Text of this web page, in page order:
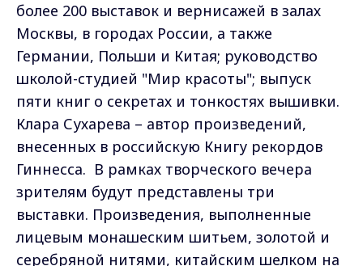
более 200 выставок и вернисажей в залах
Москвы, в городах России, а также
Германии, Польши и Китая; руководство
школой-студией "Мир красоты"; выпуск
пяти книг о секретах и тонкостях вышивки.
Клара Сухарева – автор произведений,
внесенных в российскую Книгу рекордов
Гиннесса. В рамках творческого вечера
зрителям будут представлены три
выставки. Произведения, выполненные
лицевым монашеским шитьем, золотой и
серебряной нитями, китайским шелком на